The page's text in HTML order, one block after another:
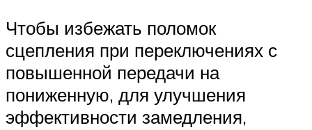
Чтобы избежать поломок
сцепления при переключениях с
повышенной передачи на
пониженную, для улучшения
эффективности замедления,